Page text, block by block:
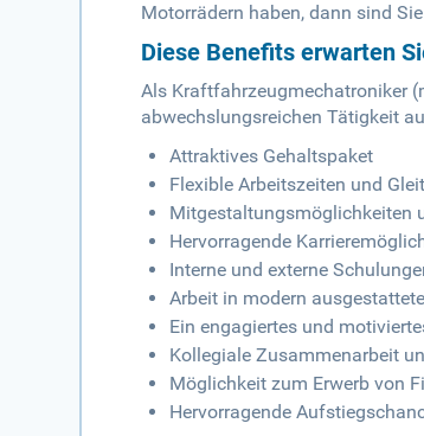
Motorrädern haben, dann sind
Diese Benefits erwarten
Als Kraftfahrzeugmechatroniker
abwechslungsreichen Tätigkeit
Attraktives Gehaltspaket
Flexible Arbeitszeiten und
Mitgestaltungsmöglichkeiten
Hervorragende
Interne und externe
Arbeit in modern
Ein engagiertes und
Kollegiale Zusammenarbeit
Möglichkeit zum Erwerb von
Hervorragende